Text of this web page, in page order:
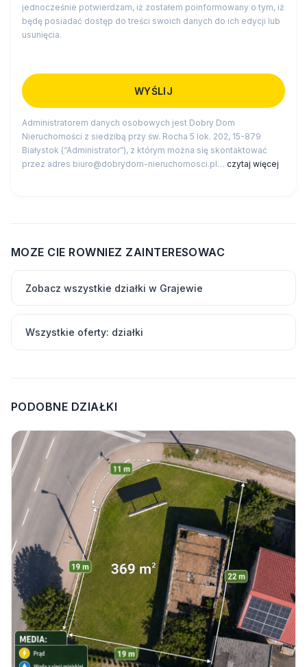
jednocześnie potwierdzam, iż zostałem poinformowany o tym, iż
będę posiadać dostęp do treści swoich danych do ich edycji lub
usunięcia.
Administratorem danych osobowych jest Dobry Dom
Nieruchomości z siedzibą przy św. Rocha 5 lok. 202, 15-879
Białystok (“Administrator”), z którym można się skontaktować
przez adres biuro@dobrydom-nieruchomosci.pl… czytaj więcej
MOZE CIE ROWNIEZ ZAINTERESOWAC
Zobacz wszystkie działki w Grajewie
Wszystkie oferty: działki
PODOBNE DZIAŁKI